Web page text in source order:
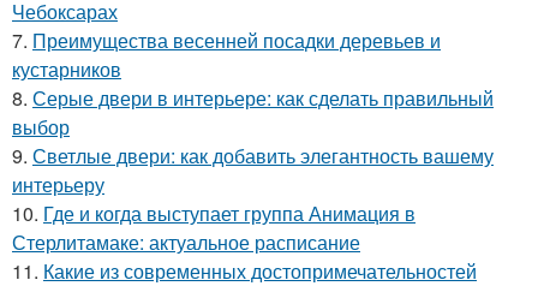
Чебоксарах
7. Преимущества весенней посадки деревьев и
кустарников
8. Серые двери в интерьере: как сделать правильный
выбор
9. Светлые двери: как добавить элегантность вашему
интерьеру
10. Где и когда выступает группа Анимация в
Стерлитамаке: актуальное расписание
11. Какие из современных достопримечательностей